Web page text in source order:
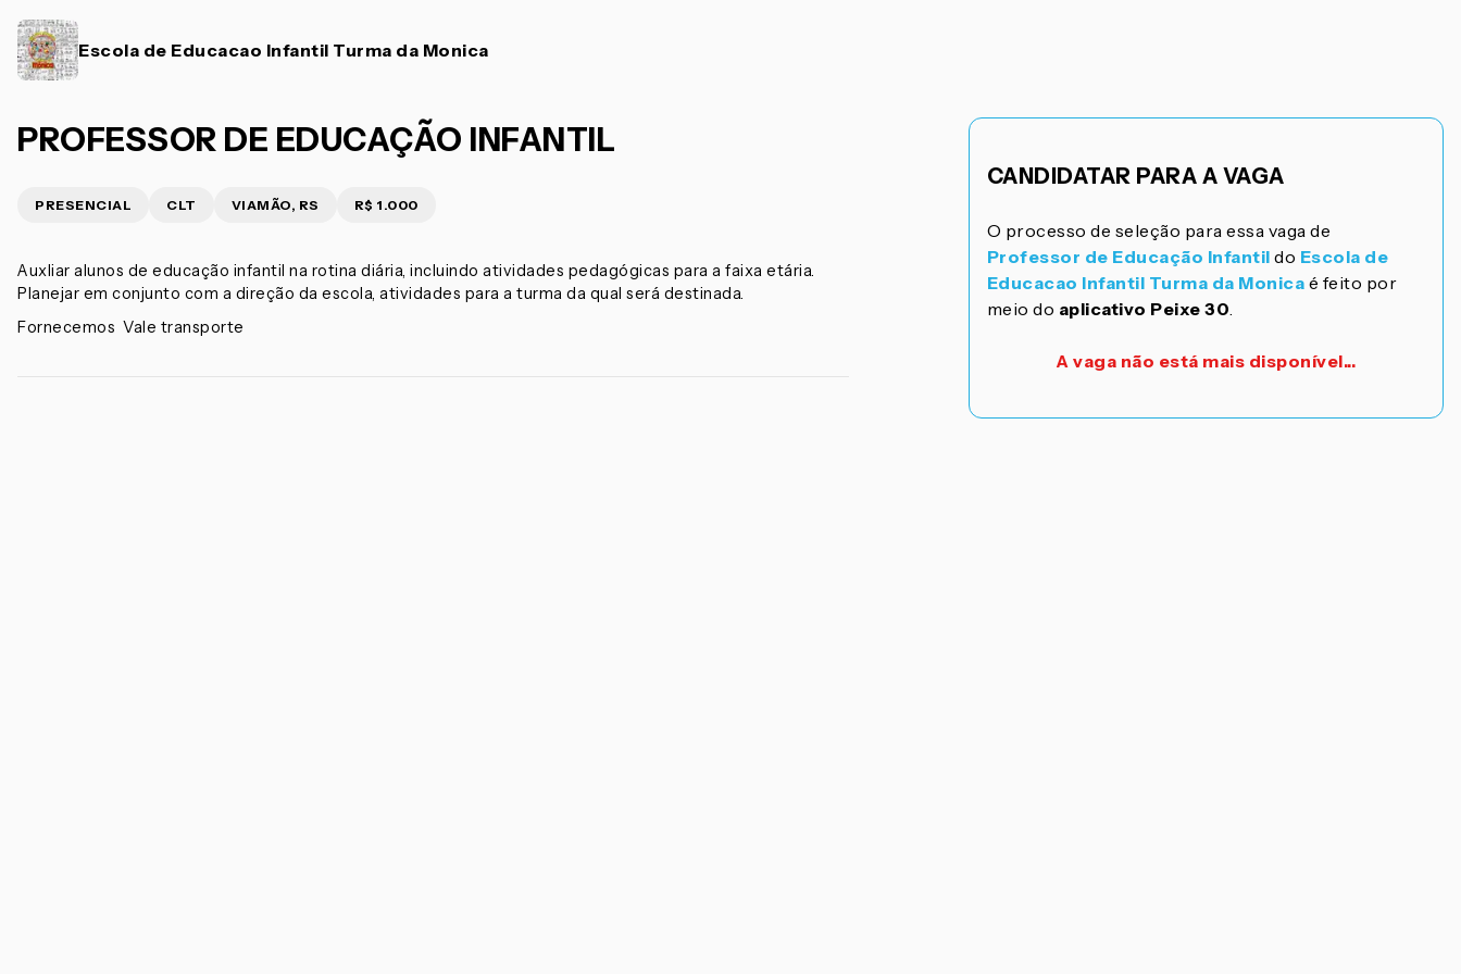
Escola de Educacao Infantil Turma da Monica
PROFESSOR DE EDUCAÇÃO INFANTIL
PRESENCIAL CLT VIAMÃO, RS R$ 1.000
Auxliar alunos de educação infantil na rotina diária, incluindo atividades pedagógicas para a faixa etária.
Planejar em conjunto com a direção da escola, atividades para a turma da qual será destinada.
Fornecemos Vale transporte
CANDIDATAR PARA A VAGA
O processo de seleção para essa vaga de
Professor de Educação Infantil do Escola de
Educacao Infantil Turma da Monica é feito por
meio do aplicativo Peixe 30.
A vaga não está mais disponível...